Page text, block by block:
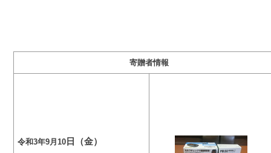
寄贈者情報
令和3年9月10 日（金）